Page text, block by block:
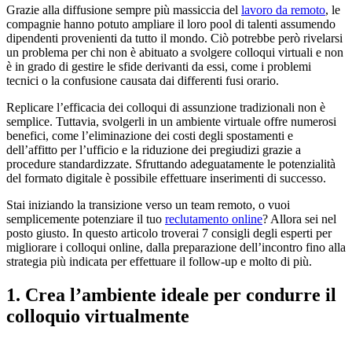
Grazie alla diffusione sempre più massiccia del lavoro da remoto, le
compagnie hanno potuto ampliare il loro pool di talenti assumendo
dipendenti provenienti da tutto il mondo. Ciò potrebbe però rivelarsi
un problema per chi non è abituato a svolgere colloqui virtuali e non
è in grado di gestire le sfide derivanti da essi, come i problemi
tecnici o la confusione causata dai differenti fusi orario.
Replicare l’efficacia dei colloqui di assunzione tradizionali non è
semplice. Tuttavia, svolgerli in un ambiente virtuale offre numerosi
benefici, come l’eliminazione dei costi degli spostamenti e
dell’affitto per l’ufficio e la riduzione dei pregiudizi grazie a
procedure standardizzate. Sfruttando adeguatamente le potenzialità
del formato digitale è possibile effettuare inserimenti di successo.
Stai iniziando la transizione verso un team remoto, o vuoi
semplicemente potenziare il tuo reclutamento online? Allora sei nel
posto giusto. In questo articolo troverai 7 consigli degli esperti per
migliorare i colloqui online, dalla preparazione dell’incontro fino alla
strategia più indicata per effettuare il follow-up e molto di più.
1. Crea l’ambiente ideale per condurre il
colloquio virtualmente